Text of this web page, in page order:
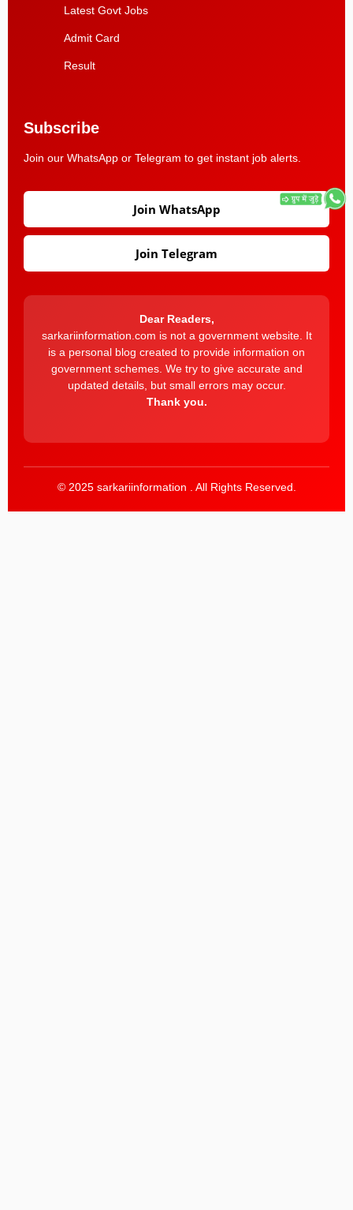
Latest Govt Jobs
Admit Card
Result
Subscribe
Join our WhatsApp or Telegram to get instant job alerts.
Join WhatsApp
Join Telegram
Dear Readers,
sarkariinformation.com is not a government website. It
is a personal blog created to provide information on
government schemes. We try to give accurate and
updated details, but small errors may occur.
Thank you.
© 2025 sarkariinformation . All Rights Reserved.